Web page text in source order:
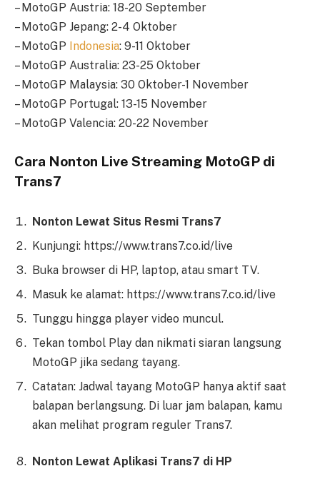
– MotoGP Austria: 18-20 September
– MotoGP Jepang: 2-4 Oktober
– MotoGP Indonesia: 9-11 Oktober
– MotoGP Australia: 23-25 Oktober
– MotoGP Malaysia: 30 Oktober-1 November
– MotoGP Portugal: 13-15 November
– MotoGP Valencia: 20-22 November
Cara Nonton Live Streaming MotoGP di
Trans7
Nonton Lewat Situs Resmi Trans7
Kunjungi: https://www.trans7.co.id/live
Buka browser di HP, laptop, atau smart TV.
Masuk ke alamat: https://www.trans7.co.id/live
Tunggu hingga player video muncul.
Tekan tombol Play dan nikmati siaran langsung
MotoGP jika sedang tayang.
Catatan: Jadwal tayang MotoGP hanya aktif saat
balapan berlangsung. Di luar jam balapan, kamu
akan melihat program reguler Trans7.
Nonton Lewat Aplikasi Trans7 di HP